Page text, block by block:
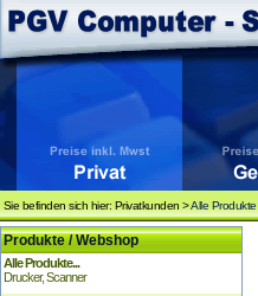
Sie befinden sich hier: Privatkunden >Alle Produkte
Produkte / Webshop
Alle Produkte...
Drucker, Scanner